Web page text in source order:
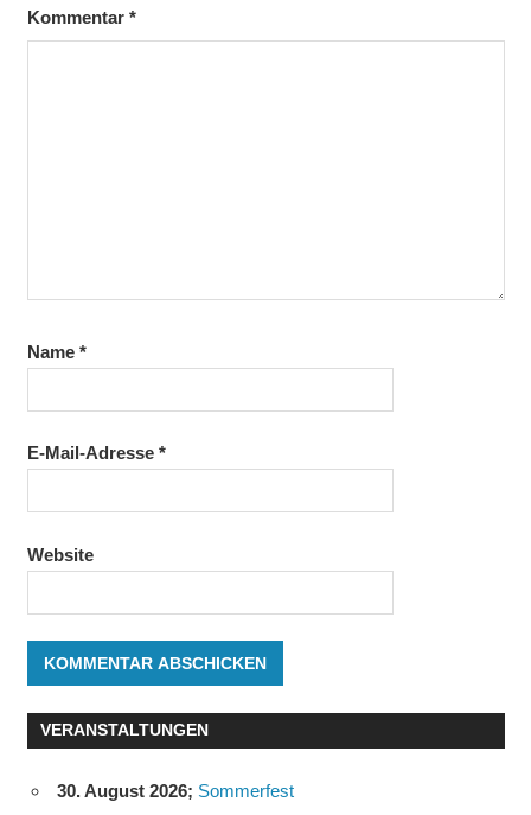
Kommentar *
Name *
E-Mail-Adresse *
Website
VERANSTALTUNGEN
30. August 2026; Sommerfest